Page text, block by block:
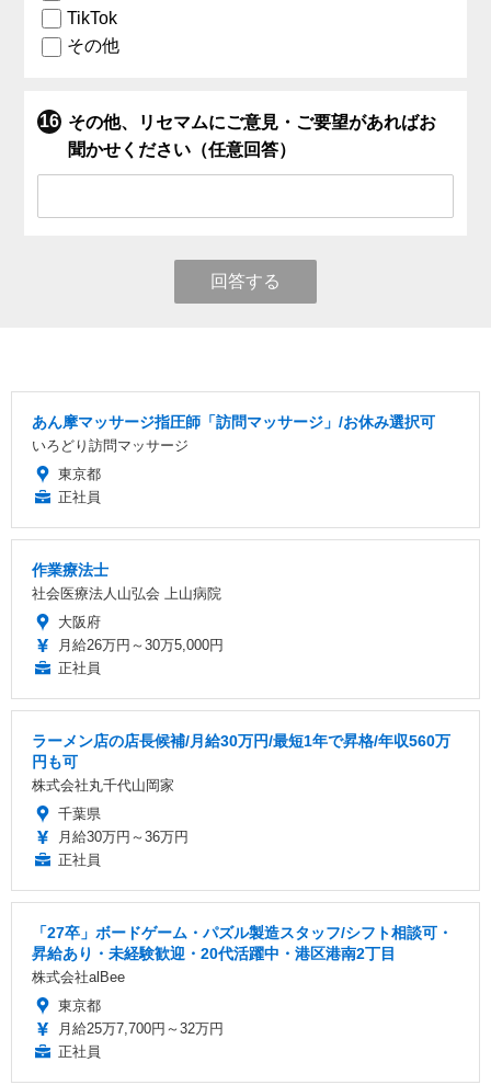
TikTok
その他
その他、リセマムにご意見・ご要望があればお
聞かせください（任意回答）
回答する
あん摩マッサージ指圧師「訪問マッサージ」/お休み選択可
いろどり訪問マッサージ
東京都
正社員
作業療法士
社会医療法人山弘会 上山病院
大阪府
月給26万円～30万5,000円
正社員
ラーメン店の店長候補/月給30万円/最短1年で昇格/年収560万
円も可
株式会社丸千代山岡家
千葉県
月給30万円～36万円
正社員
「27卒」ボードゲーム・パズル製造スタッフ/シフト相談可・
昇給あり・未経験歓迎・20代活躍中・港区港南2丁目
株式会社alBee
東京都
月給25万7,700円～32万円
正社員